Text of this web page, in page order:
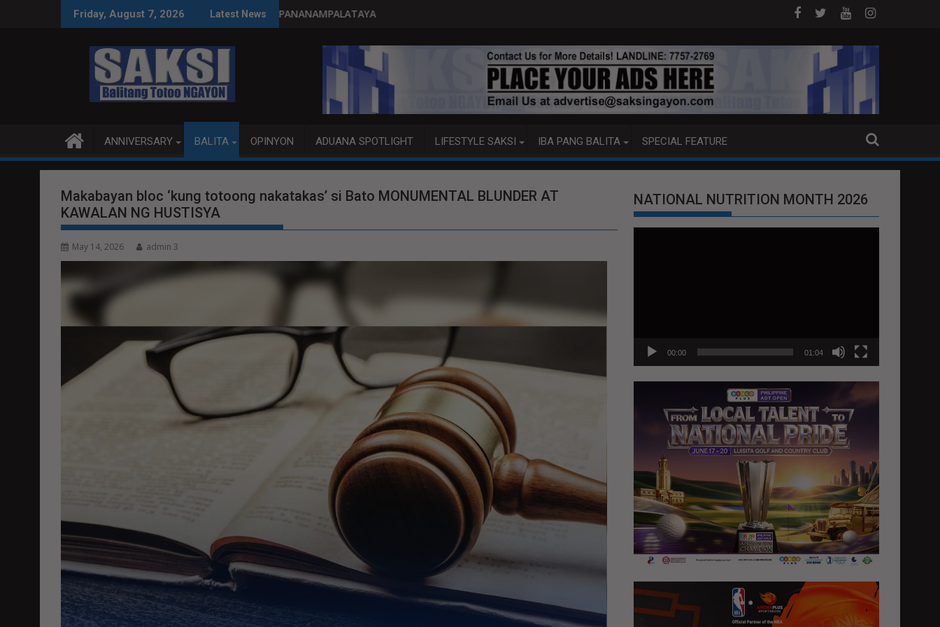
Friday, August 7, 2026 Latest News
paggastos susi sa pag-unladPANANAMPALATAYA Sa tulong ng German expertise PNP PINALAWIG
ANNIVERSARY BALITA OPINYON ADUANA SPOTLIGHT LIFESTYLE SAKSI IBA PANG BALITA SPECIAL FEATURE
Makabayan bloc ‘kung totoong nakatakas’ si Bato MONUMENTAL BLUNDER AT
KAWALAN NG HUSTISYA
May 14, 2026 admin 3
NATIONAL NUTRITION MONTH 2026
00:00 01:04